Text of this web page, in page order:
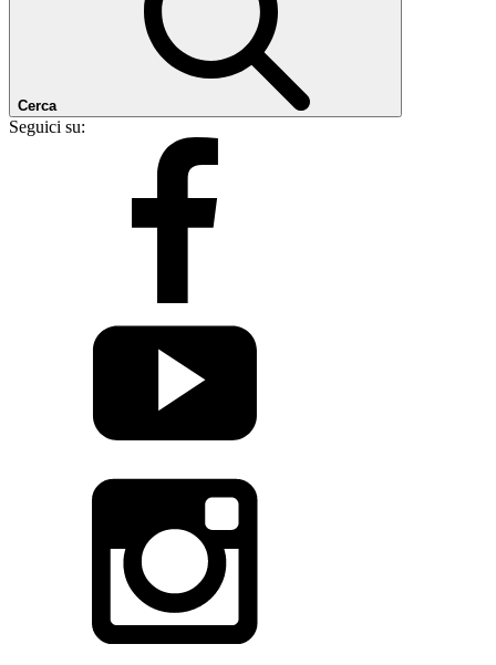
Cerca
Seguici su: